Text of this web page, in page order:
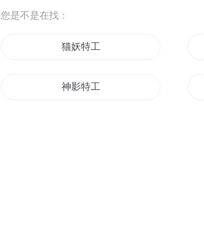
您是不是在找：
猫妖特工
神影特工